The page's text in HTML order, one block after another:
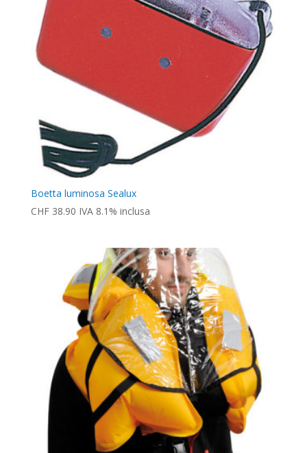
Boetta luminosa Sealux
CHF38.90 IVA 8.1% inclusa